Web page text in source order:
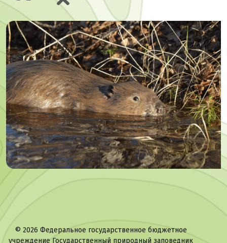
© 2026 Федеральное государственное бюджетное
учреждение Государственный природный заповедник